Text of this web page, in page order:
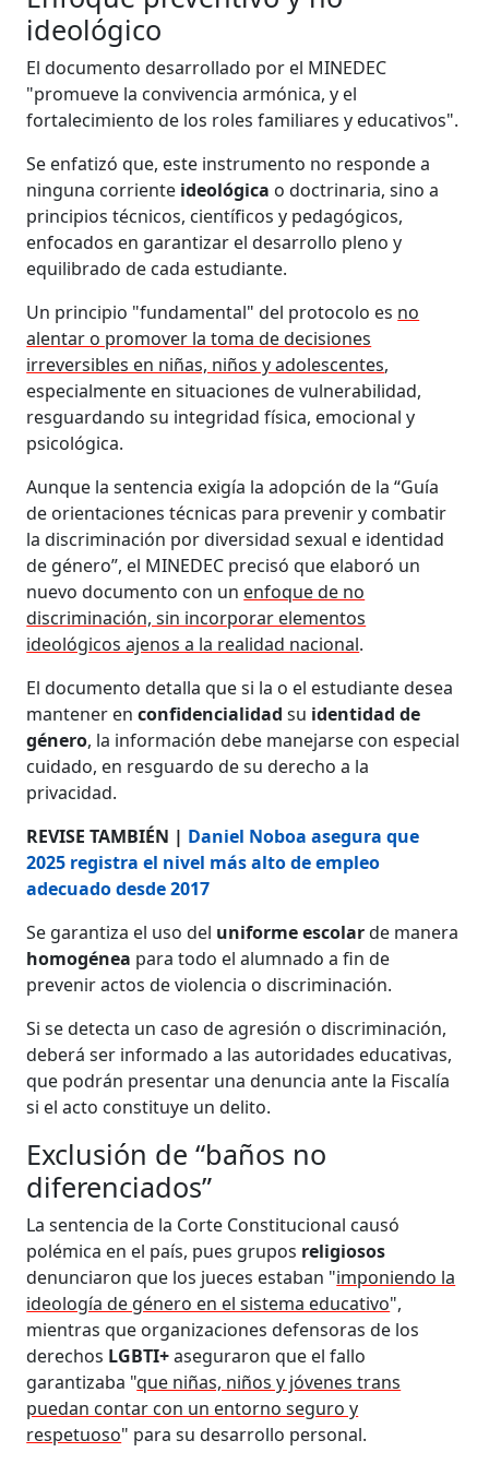
ideológico
El documento desarrollado por el MINEDEC
"promueve la convivencia armónica, y el
fortalecimiento de los roles familiares y educativos".
Se enfatizó que, este instrumento no responde a
ninguna corriente ideológica o doctrinaria, sino a
principios técnicos, científicos y pedagógicos,
enfocados en garantizar el desarrollo pleno y
equilibrado de cada estudiante.
Un principio "fundamental" del protocolo es no
alentar o promover la toma de decisiones
irreversibles en niñas, niños y adolescentes,
especialmente en situaciones de vulnerabilidad,
resguardando su integridad física, emocional y
psicológica.
Aunque la sentencia exigía la adopción de la “Guía
de orientaciones técnicas para prevenir y combatir
la discriminación por diversidad sexual e identidad
de género”, el MINEDEC precisó que elaboró un
nuevo documento con un enfoque de no
discriminación, sin incorporar elementos
ideológicos ajenos a la realidad nacional.
El documento detalla que si la o el estudiante desea
mantener enconfidencialidadsu identidad de
género, la información debe manejarse con especial
cuidado, en resguardo de su derecho a la
privacidad.
REVISE TAMBIÉN | Daniel Noboa asegura que
2025 registra el nivel más alto de empleo
adecuado desde 2017
Se garantiza el uso del uniforme escolarde manera
homogénea para todo el alumnado a fin de
prevenir actos de violencia o discriminación.
Si se detecta un caso de agresión o discriminación,
deberá ser informado a las autoridades educativas,
que podrán presentar una denuncia ante la Fiscalía
si el acto constituye un delito.
Exclusión de “baños no
diferenciados”
La sentencia de la Corte Constitucional causó
polémica en el país, pues grupos religiosos
denunciaron que los jueces estaban "imponiendo la
ideología de género en el sistema educativo",
mientras que organizaciones defensoras de los
derechos LGBTI+aseguraron que el fallo
garantizaba "que niñas, niños y jóvenes trans
puedan contar con un entorno seguro y
respetuoso" para su desarrollo personal.